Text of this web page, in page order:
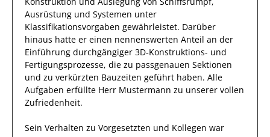
Ausrüstung und Systemen unter
Klassifikationsvorgaben gewährleistet. Darüber
hinaus hatte er einen nennenswerten Anteil an der
Einführung durchgängiger 3D‑Konstruktions- und
Fertigungsprozesse, die zu passgenauen Sektionen
und zu verkürzten Bauzeiten geführt haben. Alle
Aufgaben erfüllte Herr Mustermann zu unserer vollen
Zufriedenheit.
Sein Verhalten zu Vorgesetzten und Kollegen war